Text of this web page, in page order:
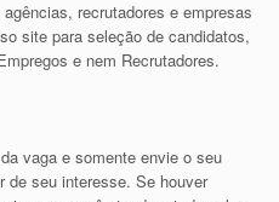
recrutadores e empresas
site para seleção de candidatos,
e nem Recrutadores.
vaga e somente envie o seu
de seu interesse. Se houver